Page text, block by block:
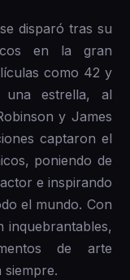
disparó tras su
en la gran
como 42 y
estrella, al
y James
captaron el
poniendo de
e inspirando
el mundo. Con
inquebrantables,
de arte